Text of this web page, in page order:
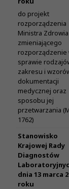
do projekt
rozporządzenia
Ministra Zdrowia
zmieniającego
rozporządzenie
sprawie
zakresu i
dokumentacji
medycznej oraz
sposobu jej
przetwarzania
1762)
Stanowisko
Krajowej Rady
Diagnostów
dnia 13 marca
roku